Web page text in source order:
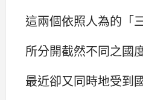
這兩個依照人為的「
所分開截然不同之國
最近卻又同時地受到